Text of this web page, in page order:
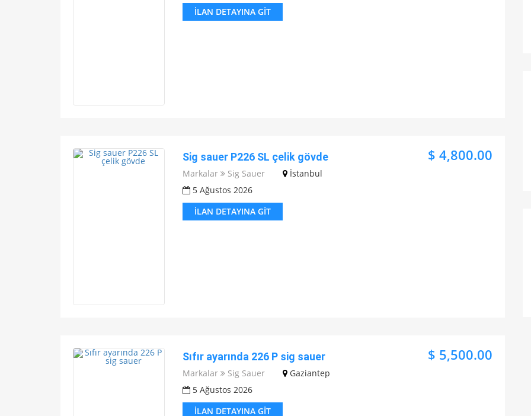
İLAN DETAYINA GIT
Sig sauer P226 SL çelik gövde
Markalar Sig Sauer
İstanbul
5 Ağustos 2026
İLAN DETAYINA GIT
$ 4,800.00
Sıfır ayarında 226 P sig sauer
Markalar Sig Sauer
Gaziantep
5 Ağustos 2026
İLAN DETAYINA GIT
$ 5,500.00